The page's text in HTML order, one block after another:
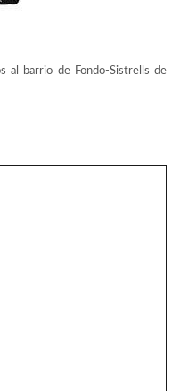
al barrio de Fondo-Sistrells de